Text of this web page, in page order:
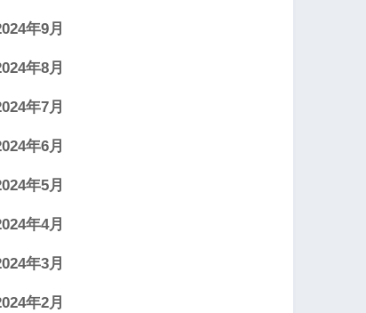
年9月
年8月
年7月
年6月
年5月
年4月
年3月
年2月